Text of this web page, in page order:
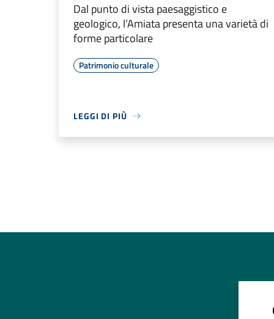
Dal punto di vista paesaggistico e
geologico, l’Amiata presenta una varietà di
forme particolare
Patrimonio culturale
LEGGI DI PIÙ